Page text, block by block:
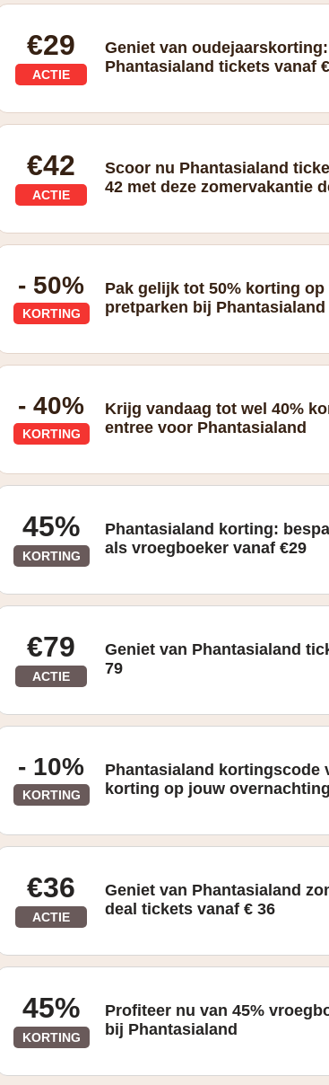
€29
ACTIE
Geniet van oudejaarskorting:
Phantasialand tickets vanaf
€42
ACTIE
Scoor nu Phantasialand
42 met deze zomervakantie
- 50%
KORTING
Pak gelijk tot 50% korting op
pretparken bij Phantasialand
- 40%
KORTING
Krijg vandaag tot wel 40%
entree voor Phantasialand
45%
KORTING
Phantasialand korting:
als vroegboeker vanaf €29
€79
ACTIE
Geniet van Phantasialand
79
- 10%
KORTING
Phantasialand kortingscode
korting op jouw
€36
ACTIE
Geniet van Phantasialand
deal tickets vanaf € 36
45%
KORTING
Profiteer nu van 45%
bij Phantasialand